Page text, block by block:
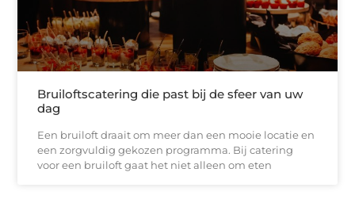
Bruiloftscatering die past bij de sfeer van uw
dag
Een bruiloft draait om meer dan een mooie locatie en
een zorgvuldig gekozen programma. Bij catering
voor een bruiloft gaat het niet alleen om eten